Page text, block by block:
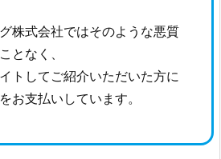
株式会社ではそのような悪質
となく、
トしてご紹介いただいた方に
お支払いしています。